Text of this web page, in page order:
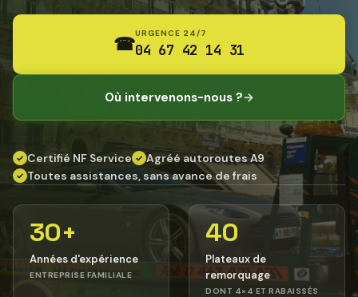
☎URGENCE 24/7
04 67 42 14 31
Où intervenons-nous ?→
✓ Certifié NF Service ✓ Agréé autoroutes A9
✓ Toutes assistances, sans avance de frais
30+
Années d'expérience
ENTREPRISE FAMILIALE
40
Plateaux de
remorquage
DONT 4×4 ET RABAISSÉS